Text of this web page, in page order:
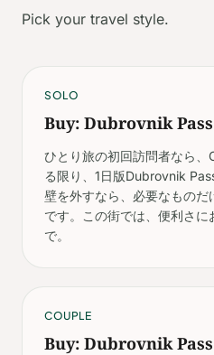
Pick your travel style.
SOLO
Buy: Dubrovnik Pass
ひとり旅の初回訪問者なら
る限り、1日版Dubrovnik
壁を外すなら、必要なもの
です。この街では、便利さ
で。
COUPLE
Buy: Dubrovnik Pass